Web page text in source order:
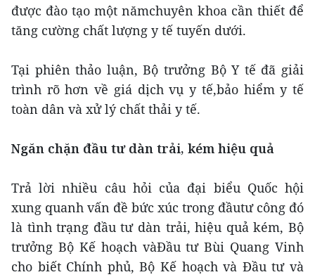
được đào tạo một nămchuyên khoa cần thiết để
tăng cường chất lượng y tế tuyến dưới.
Tại phiên thảo luận, Bộ trưởng Bộ Y tế đã giải
trình rõ hơn về giá dịch vụ y tế,bảo hiểm y tế
toàn dân và xử lý chất thải y tế.
Ngăn chặn đầu tư dàn trải, kém hiệu quả
Trả lời nhiều câu hỏi của đại biểu Quốc hội
xung quanh vấn đề bức xúc trong đầutư công đó
là tình trạng đầu tư dàn trải, hiệu quả kém, Bộ
trưởng Bộ Kế hoạch vàĐầu tư Bùi Quang Vinh
cho biết Chính phủ, Bộ Kế hoạch và Đầu tư và